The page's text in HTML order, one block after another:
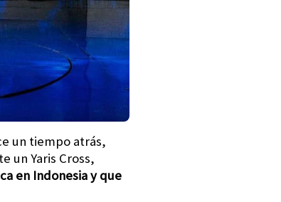
un tiempo atrás,
un Yaris Cross,
en Indonesia y que